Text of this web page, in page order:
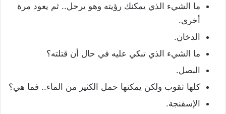
ما الشيء الذي يمكنك رؤيته وهو يرحل.. ثم يعود مرة
أخرى.
الدخان.
ما الشيء الذي تبكي عليه في حال أن قتلته؟
البصل.
كلها ثقوب ولكن يمكنها حمل الكثير من الماء.. فما هي؟
الإسفنجة.